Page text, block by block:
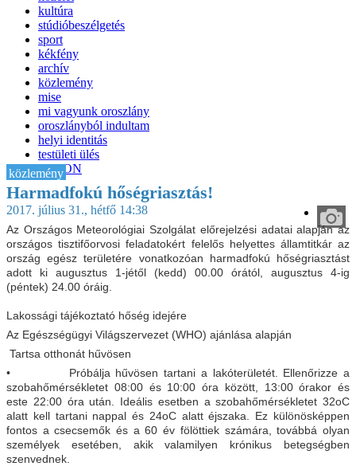
kultúra
stúdióbeszélgetés
sport
kékfény
archív
közlemény
mise
mi vagyunk oroszlány
oroszlányból indultam
helyi identitás
testületi ülés
IT-HON
közlemény
Harmadfokú hőségriasztás!
2017. július 31., hétfő 14:38
Az Országos Meteorológiai Szolgálat előrejelzési adatai alapján az
országos tisztifőorvosi feladatokért felelős helyettes államtitkár az
ország egész területére vonatkozóan harmadfokú hőségriasztást
adott ki augusztus 1-jétől (kedd) 00.00 órától, augusztus 4-ig
(péntek) 24.00 óráig.
Lakossági tájékoztató hőség idejére
Az Egészségügyi Világszervezet (WHO) ajánlása alapján
Tartsa otthonát hűvösen
• Próbálja hűvösen tartani a lakóterületét. Ellenőrizze a
szobahőmérsékletet 08:00 és 10:00 óra között, 13:00 órakor és
este 22:00 óra után. Ideális esetben a szobahőmérsékletet 32oC
alatt kell tartani nappal és 24oC alatt éjszaka. Ez különösképpen
fontos a csecsemők és a 60 év fölöttiek számára, továbbá olyan
személyek esetében, akik valamilyen krónikus betegségben
szenvednek.